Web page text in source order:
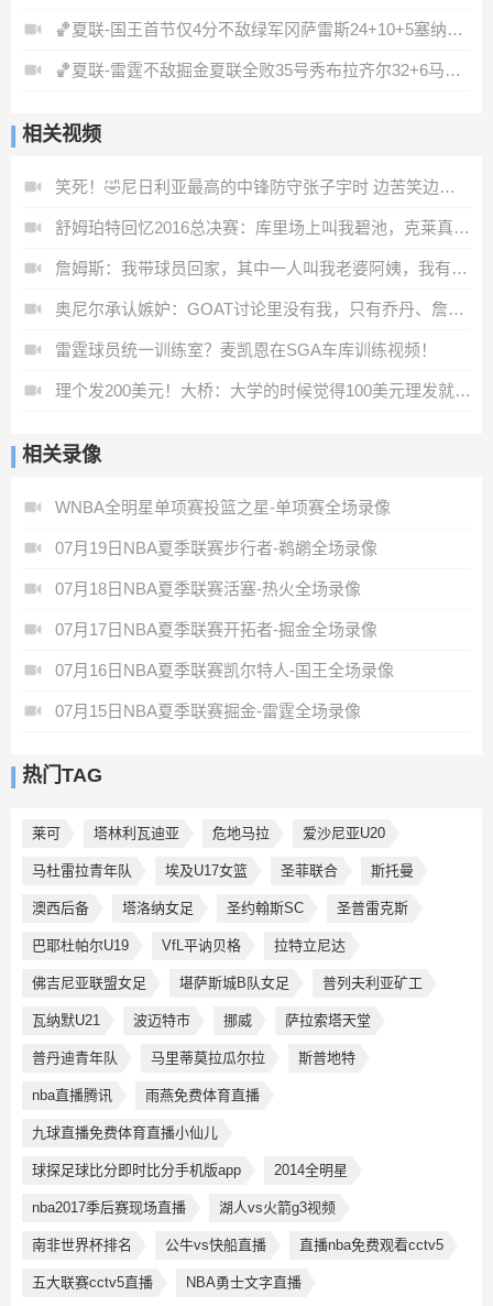
🏀夏联-国王首节仅4分不敌绿军冈萨雷斯24+10+5塞纳克10+12
🏀夏联-雷霆不敌掘金夏联全败35号秀布拉齐尔32+6马拉14+7+6
相关视频
笑死！🤣尼日利亚最高的中锋防守张子宇时 边苦笑边弃防
舒姆珀特回忆2016总决赛：库里场上叫我碧池，克莱真的准备要揍我
詹姆斯：我带球员回家，其中一人叫我老婆阿姨，我有点凌乱了🤣
奥尼尔承认嫉妒：GOAT讨论里没有我，只有乔丹、詹姆斯和科比
雷霆球员统一训练室？麦凯恩在SGA车库训练视频！
理个发200美元！大桥：大学的时候觉得100美元理发就是天价！
相关录像
WNBA全明星单项赛投篮之星-单项赛全场录像
07月19日NBA夏季联赛步行者-鹈鹕全场录像
07月18日NBA夏季联赛活塞-热火全场录像
07月17日NBA夏季联赛开拓者-掘金全场录像
07月16日NBA夏季联赛凯尔特人-国王全场录像
07月15日NBA夏季联赛掘金-雷霆全场录像
热门TAG
莱可 塔林利瓦迪亚 危地马拉 爱沙尼亚U20
马杜雷拉青年队 埃及U17女篮 圣菲联合 斯托曼
澳西后备 塔洛纳女足 圣约翰斯SC 圣普雷克斯
巴耶杜帕尔U19 VfL平讷贝格 拉特立尼达
佛吉尼亚联盟女足 堪萨斯城B队女足 普列夫利亚矿工
瓦纳默U21 波迈特市 挪威 萨拉索塔天堂
普丹迪青年队 马里蒂莫拉瓜尔拉 斯普地特
nba直播腾讯 雨燕免费体育直播
九球直播免费体育直播小仙儿
球探足球比分即时比分手机版app 2014全明星
nba2017季后赛现场直播 湖人vs火箭g3视频
南非世界杯排名 公牛vs快船直播 直播nba免费观看cctv5
五大联赛cctv5直播 NBA勇士文字直播